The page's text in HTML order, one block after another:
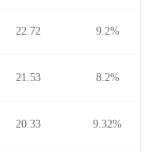
22.72 9.2%
21.53 8.2%
20.33 9.32%